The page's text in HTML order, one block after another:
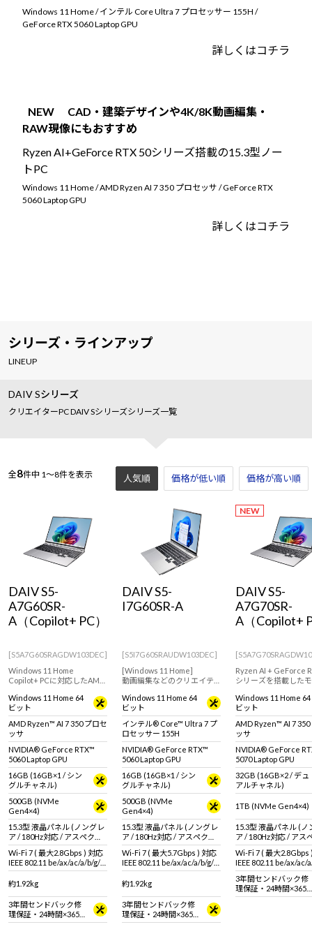
Windows 11 Home / インテル Core Ultra 7 プロセッサー 155H /
GeForce RTX 5060 Laptop GPU
詳しくはコチラ
NEW
CAD・建築デザインや4K/8K動画編集・
RAW現像にもおすすめ
Ryzen AI+GeForce RTX 50シリーズ搭載の15.3型ノー
トPC
Windows 11 Home / AMD Ryzen AI 7 350 プロセッサ / GeForce RTX
5060 Laptop GPU
詳しくはコチラ
シリーズ・ラインアップ
LINEUP
DAIV Sシリーズ
クリエイターPC DAIV Sシリーズシリーズ一覧
全8件中 1～8件を表示 人気順 価格が低い順 価格が高い順
DAIV S5-
A7G60SR-
A（Copilot+ PC）
[S5A7G60SRAGDW103DEC]
Windows 11 Home
Copilot+ PCに対応したAMD
5060 Laptop GPUを採用した
クリエイター向け15.3型ノー
トPC
Windows 11 Home 64
ビット
AMD Ryzen™ AI 7 350 プロセ
ッサ
NVIDIA® GeForce RTX™
5060 Laptop GPU
16GB (16GB×1 / シン
グルチャネル)
500GB (NVMe
Gen4×4)
15.3型 液晶パネル (ノングレ
ア / 180Hz対応 / アスペクト
比16:10)
Wi-Fi 7 ( 最大2.8Gbps ) 対応
IEEE 802.11 be/ax/ac/a/b/g/n
準拠 ＋ Bluetooth 5内蔵
約1.92kg
3年間センドバック修
理保証・24時間×365
日電話サポート
DAIV S5-
I7G60SR-A
[S5I7G60SRAUDW103DEC]
[Windows 11 Home]
動画編集などのクリエイテ
GeForce RTX 5060 Laptop
GPU搭載の15.3型クリエイタ
ー向けノートPC
Windows 11 Home 64
ビット
インテル® Core™ Ultra 7 プ
ロセッサー 155H
NVIDIA® GeForce RTX™
5060 Laptop GPU
16GB (16GB×1 / シン
グルチャネル)
500GB (NVMe
Gen4×4)
15.3型 液晶パネル (ノングレ
ア / 180Hz対応 / アスペクト
比16:10)
Wi-Fi 7 ( 最大5.7Gbps ) 対応
IEEE 802.11 be/ax/ac/a/b/g/n
準拠 ＋ Bluetooth 5内蔵
約1.92kg
3年間センドバック修
理保証・24時間×365
日電話サポート
NEW
DAIV S5-
A7G70SR-
A（Copilot+
Ryzen AI + GeForce
シリーズを搭載した
おすすめなクリエイ
けノートパソコン
Windows 11 Home 64
ビット
AMD Ryzen™ AI 7 350
ッサ
NVIDIA® GeForce
5070 Laptop GPU
32GB (16GB×2 / デュ
アルチャネル)
1TB (NVMe Gen4×4)
15.3型 液晶パネル (ノ
ア / 180Hz対応 / アス
比16:10)
Wi-Fi 7 ( 最大2.8Gbps
IEEE 802.11 be/ax/ac/
準拠 ＋ Bluetooth 5内
3年間センドバック修
理保証・24時間×365
日電話サポート